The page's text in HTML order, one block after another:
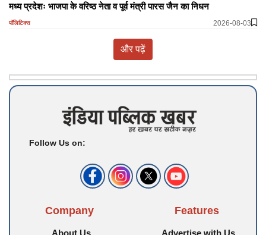
मध्य प्रदेशः भाजपा के वरिष्ठ नेता व पूर्व मंत्री पारस जैन का निधन
पॉलिटिक्स 2026-08-03
और पढ़ें
Follow Us on:
Company Features